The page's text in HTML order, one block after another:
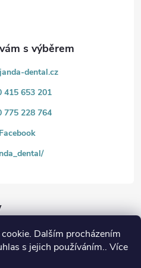
Dalším procházením
s jejich používáním.. Více
dental.cz
415 653 201
775 228 764
Facebook